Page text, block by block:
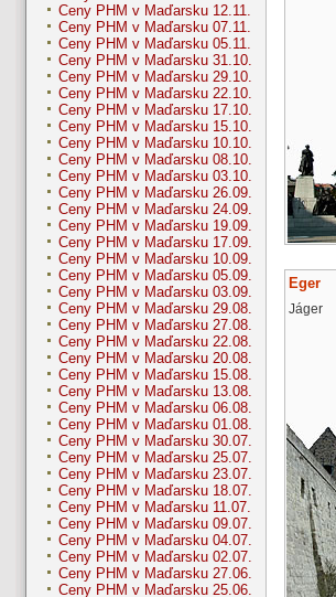
Ceny PHM v Maďarsku 12.11.
Ceny PHM v Maďarsku 07.11.
Ceny PHM v Maďarsku 05.11.
Ceny PHM v Maďarsku 31.10.
Ceny PHM v Maďarsku 29.10.
Ceny PHM v Maďarsku 22.10.
Ceny PHM v Maďarsku 17.10.
Ceny PHM v Maďarsku 15.10.
Ceny PHM v Maďarsku 10.10.
Ceny PHM v Maďarsku 08.10.
Ceny PHM v Maďarsku 03.10.
Ceny PHM v Maďarsku 26.09.
Ceny PHM v Maďarsku 24.09.
Ceny PHM v Maďarsku 19.09.
Ceny PHM v Maďarsku 17.09.
Ceny PHM v Maďarsku 10.09.
Ceny PHM v Maďarsku 05.09.
Ceny PHM v Maďarsku 03.09.
Ceny PHM v Maďarsku 29.08.
Ceny PHM v Maďarsku 27.08.
Ceny PHM v Maďarsku 22.08.
Ceny PHM v Maďarsku 20.08.
Ceny PHM v Maďarsku 15.08.
Ceny PHM v Maďarsku 13.08.
Ceny PHM v Maďarsku 06.08.
Ceny PHM v Maďarsku 01.08.
Ceny PHM v Maďarsku 30.07.
Ceny PHM v Maďarsku 25.07.
Ceny PHM v Maďarsku 23.07.
Ceny PHM v Maďarsku 18.07.
Ceny PHM v Maďarsku 11.07.
Ceny PHM v Maďarsku 09.07.
Ceny PHM v Maďarsku 04.07.
Ceny PHM v Maďarsku 02.07.
Ceny PHM v Maďarsku 27.06.
Ceny PHM v Maďarsku 25.06.
Eger
Jáger